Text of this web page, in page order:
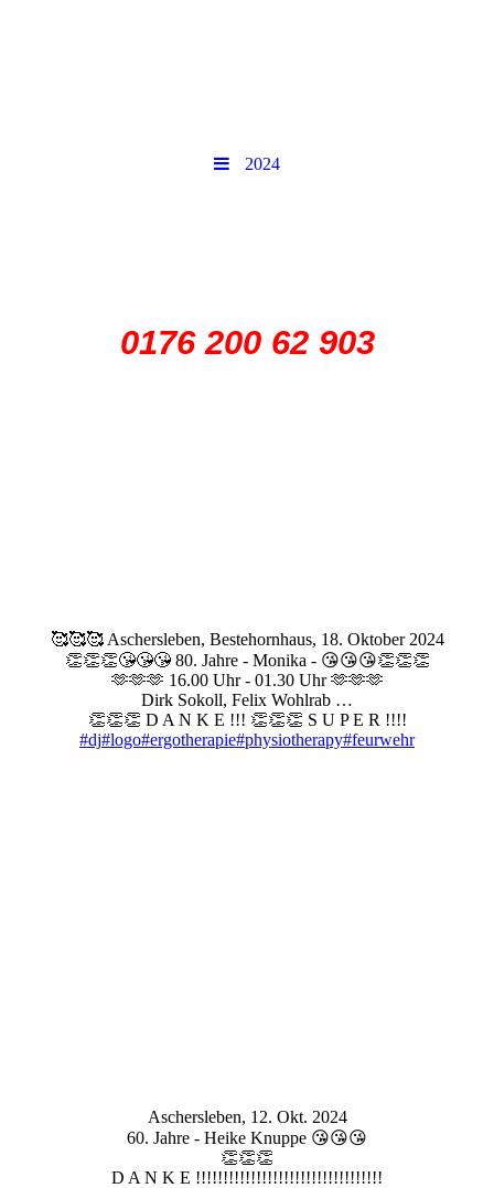
2024
0176 200 62 903
🥰🥰🥰 Aschersleben, Bestehornhaus, 18. Oktober 2024
👏👏👏😘😘😘 80. Jahre - Monika - 😘😘😘👏👏👏
🫶🫶🫶 16.00 Uhr - 01.30 Uhr 🫶🫶🫶
Dirk Sokoll, Felix Wohlrab …
👏👏👏 D A N K E !!! 👏👏👏 S U P E R !!!!
#dj#logo#ergotherapie#physiotherapy#feurwehr
Aschersleben, 12. Okt. 2024
60. Jahre - Heike Knuppe 😘😘😘
👏👏👏
D A N K E !!!!!!!!!!!!!!!!!!!!!!!!!!!!!!!!!!